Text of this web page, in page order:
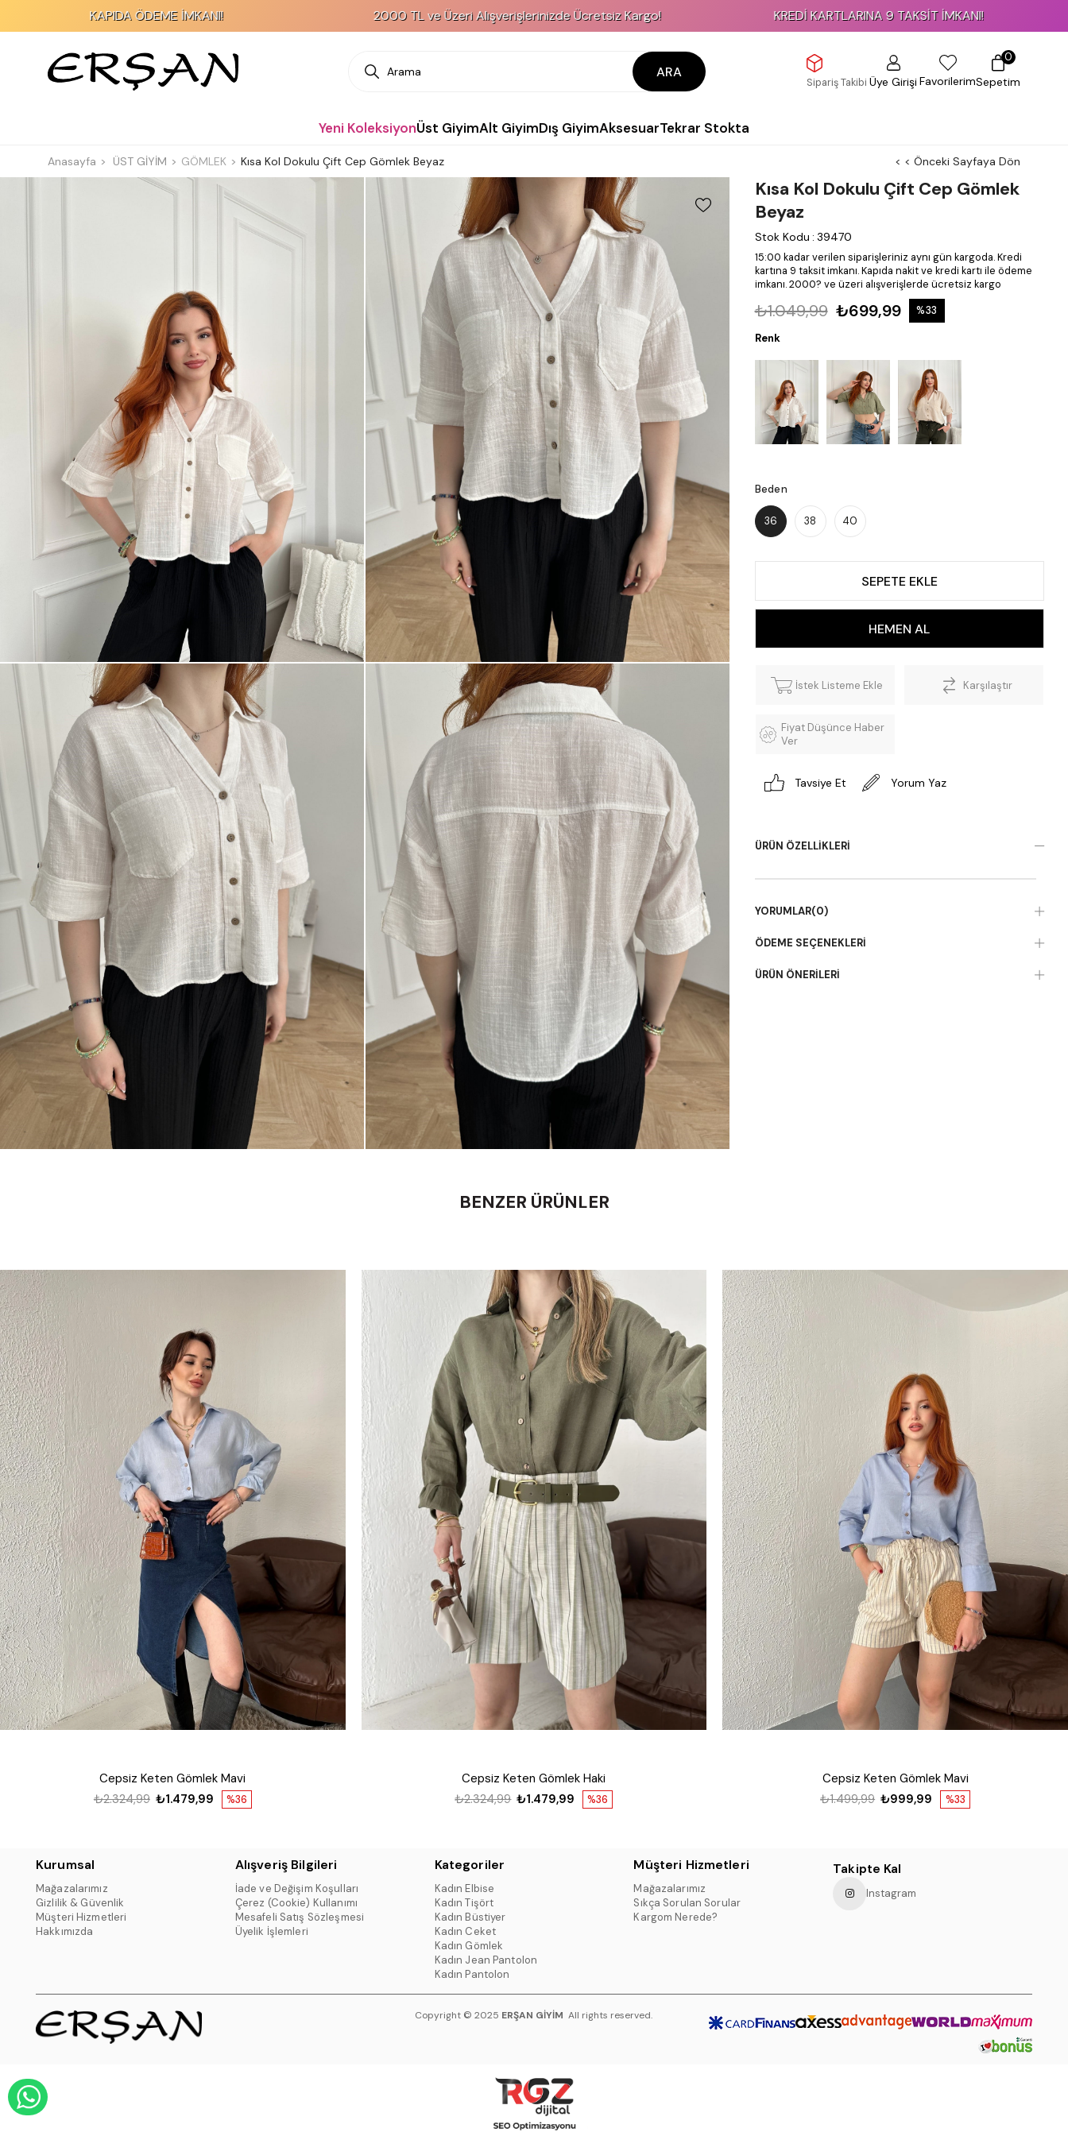
KAPIDA ÖDEME İMKANI! 2000 TL ve Üzeri Alışverişlerinizde Ücretsiz Kargo! KREDİ KARTLARINA 9 TAKSİT İMKANI!
ARA
Sipariş Takibi Üye GirişiFavorilerimSepetim
0
Yeni KoleksiyonÜst GiyimAlt GiyimDış GiyimAksesuarTekrar Stokta
Anasayfa ÜST GİYİM GÖMLEK Kısa Kol Dokulu Çift Cep Gömlek Beyaz < < Önceki Sayfaya Dön
Kısa Kol Dokulu Çift Cep Gömlek
Beyaz
Stok Kodu : 39470
15:00 kadar verilen siparişleriniz aynı gün kargoda. Kredi
kartına 9 taksit imkanı. Kapıda nakit ve kredi kartı ile ödeme
imkanı. 2000? ve üzeri alışverişlerde ücretsiz kargo
₺1.049,99 ₺699,99 %33
Renk
Beden
36 38 40
İstek Listeme Ekle Karşılaştır
Fiyat Düşünce Haber
Ver
Tavsiye Et Yorum Yaz
ÜRÜN ÖZELLIKLERI
YORUMLAR(0)
ÖDEME SEÇENEKLERI
ÜRÜN ÖNERILERI
BENZER ÜRÜNLER
Cepsiz Keten Gömlek Mavi
%36
₺1.479,99
₺2.324,99
Cepsiz Keten Gömlek Haki
%36
₺1.479,99
₺2.324,99
Cepsiz Keten Gömlek Mavi
%33
₺999,99
₺1.499,99
Kurumsal
Mağazalarımız
Gizlilik & Güvenlik
Müşteri Hizmetleri
Hakkımızda
Alışveriş Bilgileri
İade ve Değişim Koşulları
Çerez (Cookie) Kullanımı
Mesafeli Satış Sözleşmesi
Üyelik İşlemleri
Kategoriler
Kadın Elbise
Kadın Tişört
Kadın Büstiyer
Kadın Ceket
Kadın Gömlek
Kadın Jean Pantolon
Kadın Pantolon
Müşteri Hizmetleri
Mağazalarımız
Sıkça Sorulan Sorular
Kargom Nerede?
Takipte Kal
Instagram
Copyright © 2025 ERŞAN GİYİM All rights reserved.